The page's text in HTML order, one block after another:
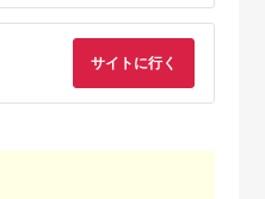
朝食 パン お手軽 小
け お土産 セット 普
使い 有塩 ふるさと納
税 人気 おすすめ ラ
キング 北海道 北斗市
送料無料 】
HOKM004
サイトに行く